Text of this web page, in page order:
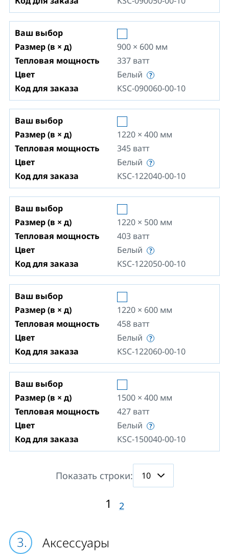
Ваш выбор
Размер (в × д)
900 × 600 мм
Тепловая мощность
337 ватт
Цвет
Белый
Код для заказа
KSC-090060-00-10
Ваш выбор
Размер (в × д)
1220 × 400 мм
Тепловая мощность
345 ватт
Цвет
Белый
Код для заказа
KSC-122040-00-10
Ваш выбор
Размер (в × д)
1220 × 500 мм
Тепловая мощность
403 ватт
Цвет
Белый
Код для заказа
KSC-122050-00-10
Ваш выбор
Размер (в × д)
1220 × 600 мм
Тепловая мощность
458 ватт
Цвет
Белый
Код для заказа
KSC-122060-00-10
Ваш выбор
Размер (в × д)
1500 × 400 мм
Тепловая мощность
427 ватт
Цвет
Белый
Код для заказа
KSC-150040-00-10
Показать строки:
1 2
Aксессуары